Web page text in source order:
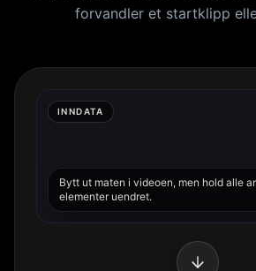
forvandler et startklipp
INNDATA
Bytt ut maten i videoen, men hold alle
elementer uendret.